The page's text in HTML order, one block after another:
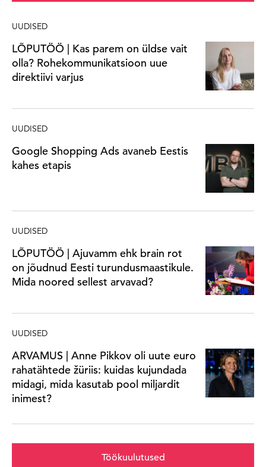
UUDISED
LÕPUTÖÖ | Kas parem on üldse vait
olla? Rohekommunikatsioon uue
direktiivi varjus
UUDISED
Google Shopping Ads avaneb Eestis
kahes etapis
UUDISED
LÕPUTÖÖ | Ajuvamm ehk brain rot
on jõudnud Eesti turundusmaastikule.
Mida noored sellest arvavad?
UUDISED
ARVAMUS | Anne Pikkov oli uute euro
rahatähtede žüriis: kuidas kujundada
midagi, mida kasutab pool miljardit
inimest?
Töökuulutused